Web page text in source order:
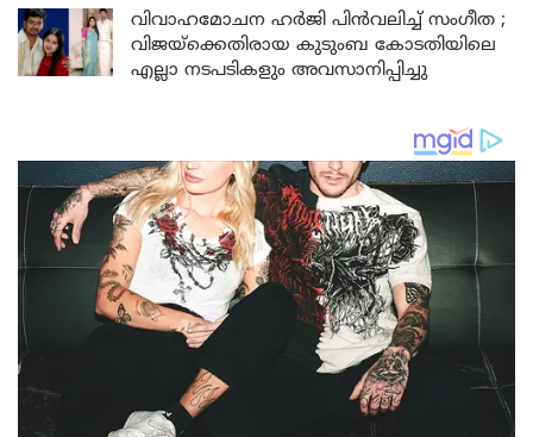
വിവാഹമോചന ഹർജി പിൻവലിച്ച് സംഗീത ;
വിജയ്ക്കെതിരായ കുടുംബ കോടതിയിലെ
എല്ലാ നടപടികളും അവസാനിപ്പിച്ചു